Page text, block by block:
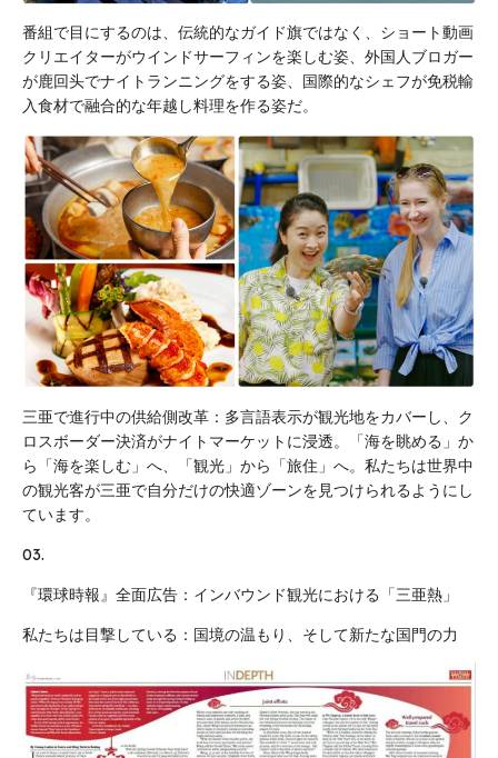
番組で目にするのは、伝統的なガイド旗ではなく、ショート動画
クリエイターがウインドサーフィンを楽しむ姿、外国人ブロガー
が鹿回头でナイトランニングをする姿、国際的なシェフが免税輸
入食材で融合的な年越し料理を作る姿だ。
三亜で進行中の供給側改革：多言語表示が観光地をカバーし、ク
ロスボーダー決済がナイトマーケットに浸透。「海を眺める」か
ら「海を楽しむ」へ、「観光」から「旅住」へ。私たちは世界中
の観光客が三亜で自分だけの快適ゾーンを見つけられるようにし
ています。
03.
『環球時報』全面広告：インバウンド観光における「三亜熱」
私たちは目撃している：国境の温もり、そして新たな国門の力